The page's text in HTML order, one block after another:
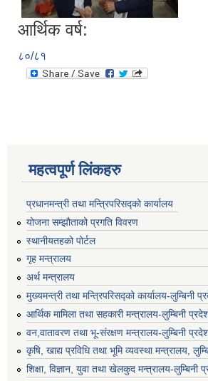
आर्थिक वर्ष:
८०/८१
महत्वपूर्ण लिंकहरु
प्रधानमन्त्री तथा मन्त्रिपरिसद्को कार्यालय
योजना सम्झौताको प्रगति विवरण
स्थानीयतहको पोर्टल
गृह मन्त्रालय
अर्थ मन्त्रालय
मुख्यमन्त्री तथा मन्त्रिपरिसद्को कार्यालय-लुम्बिनी
आर्थिक मामिला तथा सहकारी मन्त्रालय-लुम्बिनी
वन,वातावरण तथा भू-संरक्षण मन्त्रालय-लुम्बिनी
कृषि, खाद्य प्रविधि तथा भूमि व्यवस्था मन्त्रालय,
शिक्षा, विज्ञान, युवा तथा खेलकुद मन्‍‍त्रालय-लुम्बिनी